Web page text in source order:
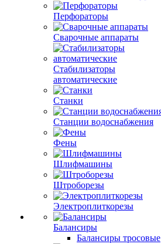
Перфораторы
Сварочные аппараты
Стабилизаторы
автоматические
Станки
Станции водоснабжения
Фены
Шлифмашины
Штроборезы
Электроплиткорезы
Балансиры
Балансиры тросовые